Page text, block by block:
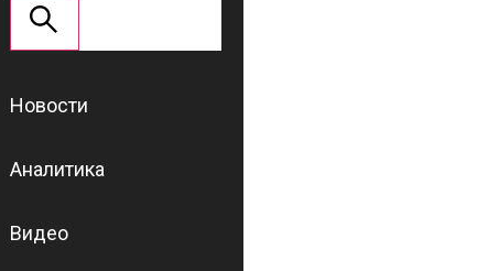
Новости
Аналитика
Видео